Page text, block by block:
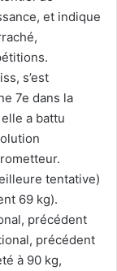
et indique
s’est
7e dans la
a battu
tentative)
69 kg).
précédent
précédent
à 90 kg,